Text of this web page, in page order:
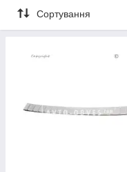
Сортування